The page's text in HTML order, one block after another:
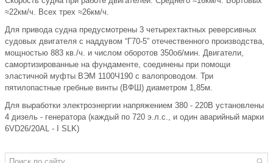
≈22км/ч. Всех трех ≈26км/ч.
Для привода судна предусмотрены 3 четырехтактных реверсивных
судовых двигателя с наддувом “Г70-5” отечественного производства,
мощностью 883 кв./ч. и числом оборотов 350об/мин. Двигатели,
самортизированные на фундаменте, соединены при помощи
эластичной муфты ВЭМ 1100Ч190 с валопроводом. Три
пятилопастные гребные винты (ВФШ) диаметром 1,85м.
Для выработки электроэнергии напряжением 380 - 220В установлены
4 дизель - генератора (каждый по 720 э.л.с., и один аварийный марки
6VD26/20AL - I SLK)